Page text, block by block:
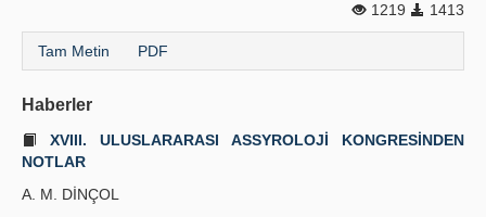
1219
1413
Tam Metin PDF
Haberler
XVIII. ULUSLARARASI ASSYROLOJİ KONGRESİNDEN
NOTLAR
A. M. DİNÇOL